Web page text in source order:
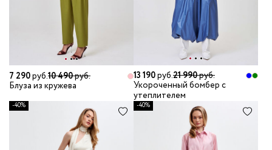
7 290руб.10 490руб.
Блуза из кружева
13 190руб.21 990руб.
Укороченный бомбер с
утеплителем
-40% -40%